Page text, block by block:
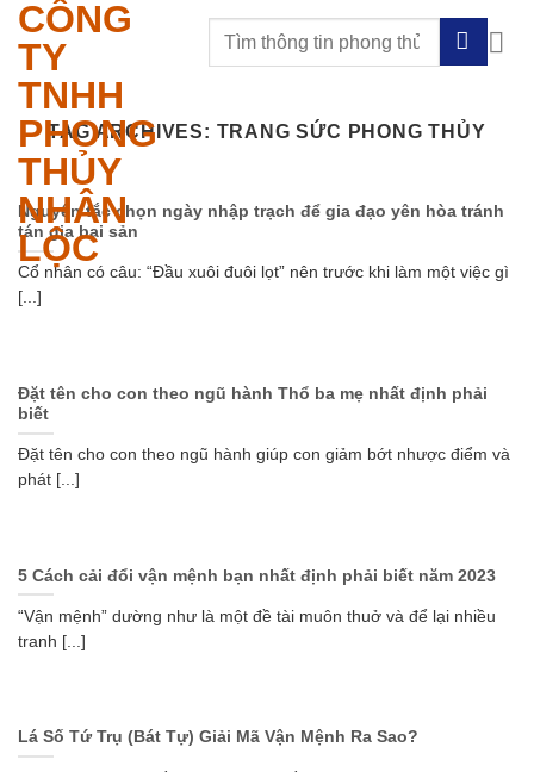
Skip
content
CÔNG
TY
TNHH
PHONG
THỦY
NHÂN
LỘC
TAG ARCHIVES: TRANG SỨC PHONG THỦY
Nguyên tắc chọn ngày nhập trạch để gia đạo yên hòa tránh
tán gia bại sản
Cổ nhân có câu: “Đầu xuôi đuôi lọt” nên trước khi làm một việc gì
[...]
Đặt tên cho con theo ngũ hành Thổ ba mẹ nhất định phải
biết
Đặt tên cho con theo ngũ hành giúp con giảm bớt nhược điểm và
phát [...]
5 Cách cải đổi vận mệnh bạn nhất định phải biết năm 2023
“Vận mệnh” dường như là một đề tài muôn thuở và để lại nhiều
tranh [...]
Lá Số Tứ Trụ (Bát Tự) Giải Mã Vận Mệnh Ra Sao?